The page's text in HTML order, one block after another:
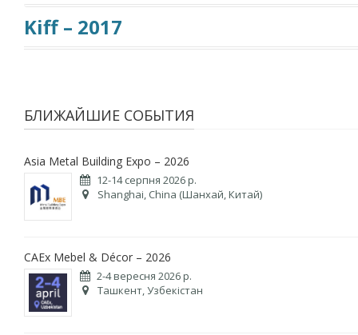
Kiff – 2017
БЛИЖАЙШИЕ СОБЫТИЯ
Asia Metal Building Expo – 2026
12-14 серпня 2026 р.
Shanghai, China (Шанхай, Китай)
CAEx Mebel & Décor – 2026
2-4 вересня 2026 р.
Ташкент, Узбекістан